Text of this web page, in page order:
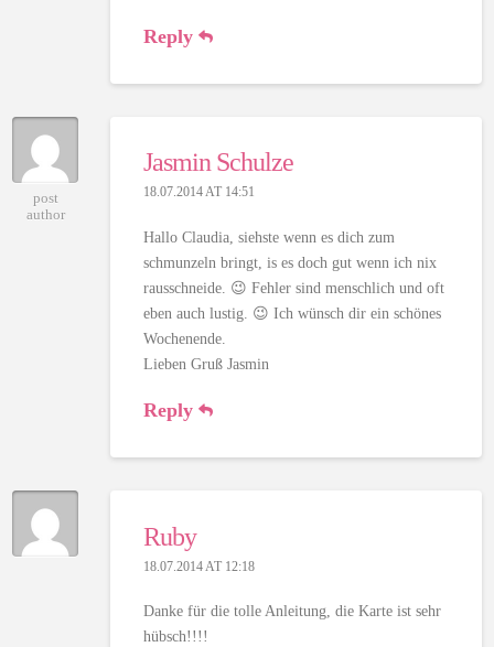
Reply
post
author
Jasmin Schulze
18.07.2014 AT 14:51
Hallo Claudia, siehste wenn es dich zum
schmunzeln bringt, is es doch gut wenn ich nix
rausschneide. 😉 Fehler sind menschlich und oft
eben auch lustig. 😉 Ich wünsch dir ein schönes
Wochenende.
Lieben Gruß Jasmin
Reply
Ruby
18.07.2014 AT 12:18
Danke für die tolle Anleitung, die Karte ist sehr
hübsch!!!!